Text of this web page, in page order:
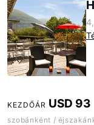
KEZDŐÁR USD 93
szobánként /